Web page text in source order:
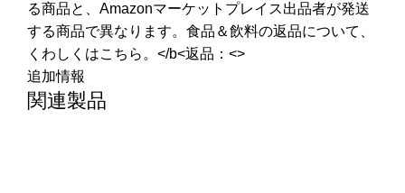
る商品と、Amazonマーケットプレイス出品者が発送
する商品で異なります。食品＆飲料の返品について、
くわしくはこちら。</b<返品：<>
追加情報
関連製品